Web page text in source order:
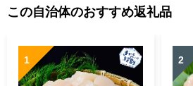
この自治体のおすすめ返礼品
1 2